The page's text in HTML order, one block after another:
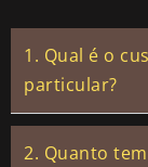
1. Qual é o
particular?
2. Quanto